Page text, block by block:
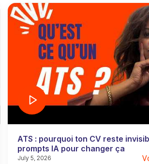
ATS : pourquoi ton CV reste
prompts IA pour changer ça
July 5, 2026